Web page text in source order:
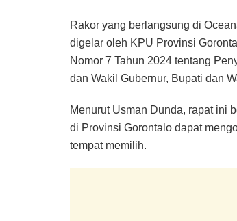
Rakor yang berlangsung di
digelar oleh KPU Provinsi
Nomor 7 Tahun 2024 tentang
dan Wakil Gubernur, Bupati dan
Menurut Usman Dunda, rapat ini
di Provinsi Gorontalo dapat
tempat memilih.